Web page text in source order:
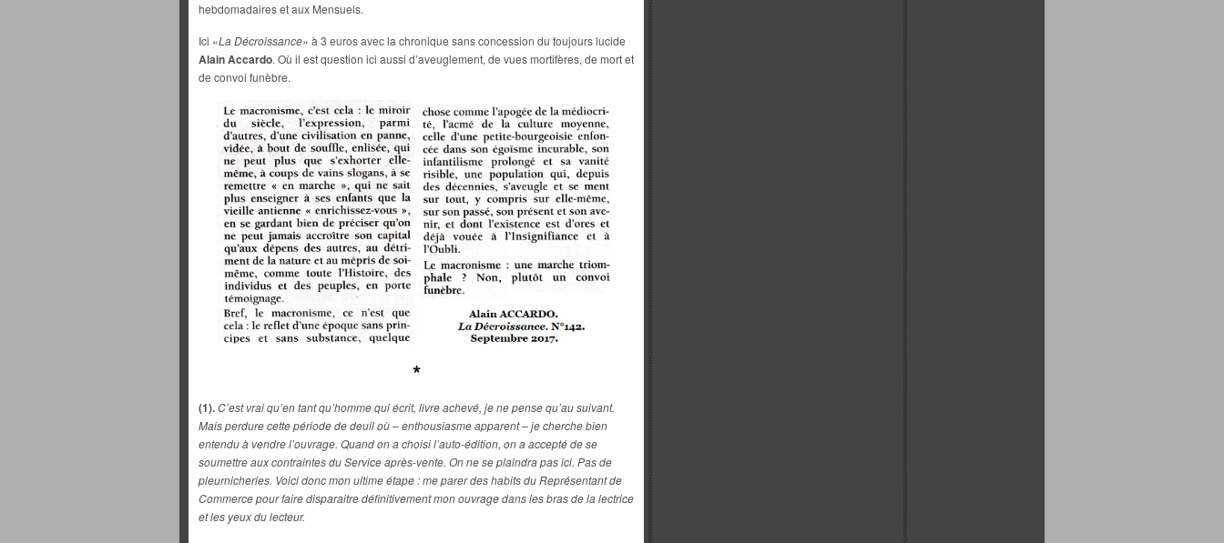
hebdomadaires et aux Mensuels.
Ici «La Décroissance» à 3 euros avec la chronique sans concession du toujours lucide
Alain Accardo. Où il est question ici aussi d’aveuglement, de vues mortifères, de mort et
de convoi funèbre.
*
(1).C’est vrai qu’en tant qu’homme qui écrit, livre achevé, je ne pense qu’au suivant.
Mais perdure cette période de deuil où – enthousiasme apparent – je cherche bien
entendu à vendre l’ouvrage. Quand on a choisi l’auto-édition, on a accepté de se
soumettre aux contraintes du Service après-vente. On ne se plaindra pas ici. Pas de
pleurnicheries. Voici donc mon ultime étape : me parer des habits du Représentant de
Commerce pour faire disparaitre définitivement mon ouvrage dans les bras de la lectrice
et les yeux du lecteur.